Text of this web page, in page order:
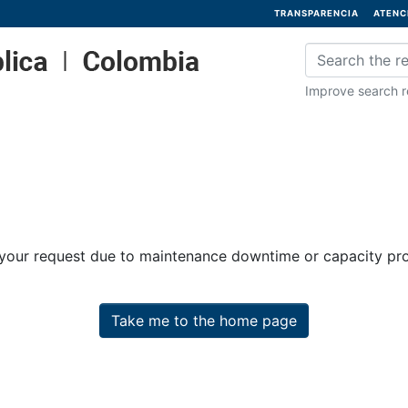
TRANSPARENCIA
Improve search
request due to maintenance downtime or capacity
Take me to the home page